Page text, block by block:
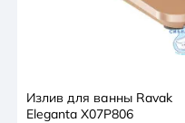
Излив для ванны Ravak
Eleganta X07P806